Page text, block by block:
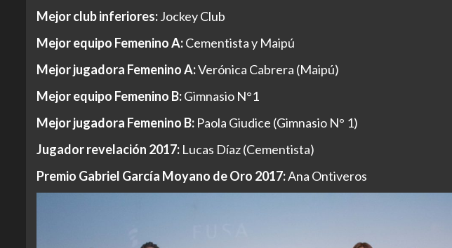
Mejor club inferiores:Jockey Club
Mejor equipo Femenino A:Cementista y Maipú
Mejor jugadora Femenino A:Verónica Cabrera (Maipú)
Mejor equipo Femenino B:Gimnasio N°1
Mejor jugadora Femenino B: Paola Giudice (Gimnasio N° 1)
Jugador revelación 2017:Lucas Díaz (Cementista)
Premio Gabriel García Moyano de Oro 2017:Ana Ontiveros